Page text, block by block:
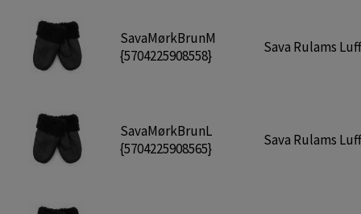
SavaMørkBrunM
{5704225908558}
Sava Rulams
SavaMørkBrunL
{5704225908565}
Sava Rulams